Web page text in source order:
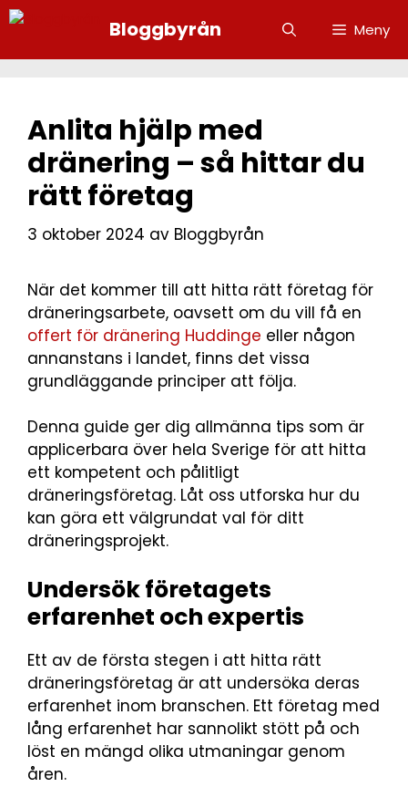
Bloggbyrån Meny
Anlita hjälp med
dränering – så hittar du
rätt företag
3 oktober 2024 av Bloggbyrån
När det kommer till att hitta rätt företag för
dräneringsarbete, oavsett om du vill få en
offert för dränering Huddinge eller någon
annanstans i landet, finns det vissa
grundläggande principer att följa.
Denna guide ger dig allmänna tips som är
applicerbara över hela Sverige för att hitta
ett kompetent och pålitligt
dräneringsföretag. Låt oss utforska hur du
kan göra ett välgrundat val för ditt
dräneringsprojekt.
Undersök företagets
erfarenhet och expertis
Ett av de första stegen i att hitta rätt
dräneringsföretag är att undersöka deras
erfarenhet inom branschen. Ett företag med
lång erfarenhet har sannolikt stött på och
löst en mängd olika utmaningar genom
åren.